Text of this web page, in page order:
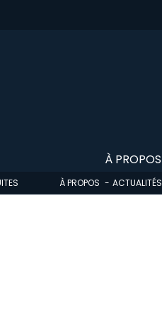
À PROPOS
À PROPOS ACTUALITÉS